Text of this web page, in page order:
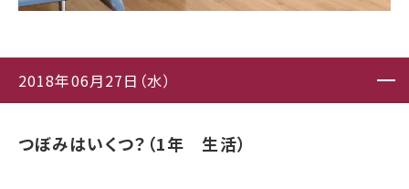
2018年06月27日（水）
つぼみはいくつ？（1年 生活）